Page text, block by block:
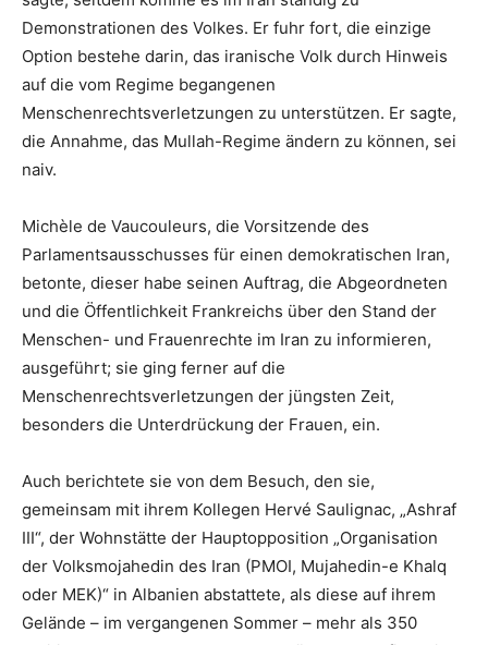
Demonstrationen des Volkes. Er fuhr fort, die einzige
Option bestehe darin, das iranische Volk durch Hinweis
auf die vom Regime begangenen
Menschenrechtsverletzungen zu unterstützen. Er sagte,
die Annahme, das Mullah-Regime ändern zu können, sei
naiv.
Michèle de Vaucouleurs, die Vorsitzende des
Parlamentsausschusses für einen demokratischen Iran,
betonte, dieser habe seinen Auftrag, die Abgeordneten
und die Öffentlichkeit Frankreichs über den Stand der
Menschen- und Frauenrechte im Iran zu informieren,
ausgeführt; sie ging ferner auf die
Menschenrechtsverletzungen der jüngsten Zeit,
besonders die Unterdrückung der Frauen, ein.
Auch berichtete sie von dem Besuch, den sie,
gemeinsam mit ihrem Kollegen Hervé Saulignac, „Ashraf
III“, der Wohnstätte der Hauptopposition „Organisation
der Volksmojahedin des Iran (PMOI, Mujahedin-e Khalq
oder MEK)“ in Albanien abstattete, als diese auf ihrem
Gelände – im vergangenen Sommer – mehr als 350